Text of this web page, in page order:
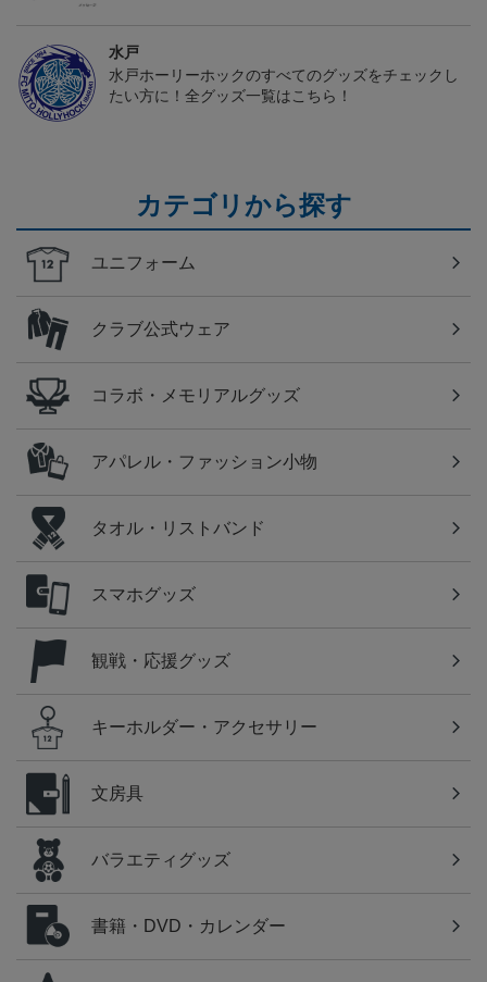
水戸
水戸ホーリーホックのすべてのグッズをチェックし
たい方に！全グッズ一覧はこちら！
カテゴリから探す
ユニフォーム
クラブ公式ウェア
コラボ・メモリアルグッズ
アパレル・ファッション小物
タオル・リストバンド
スマホグッズ
観戦・応援グッズ
キーホルダー・アクセサリー
文房具
バラエティグッズ
書籍・DVD・カレンダー